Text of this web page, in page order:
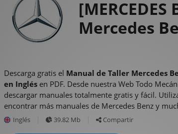
Mercedes
Descarga gratis el Manual de Taller Mercedes
en Inglés en PDF. Desde nuestra Web Todo
descargar manuales totalmente gratis y fácil.
encontrar más manuales de Mercedes Benz y
Inglés 39.82 Mb Compartir